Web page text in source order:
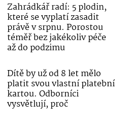
Zahrádkář radí: 5 plodin,
které se vyplatí zasadit
právě v srpnu. Porostou
téměř bez jakékoliv péče
až do podzimu
Dítě by už od 8 let mělo
platit svou vlastní platební
kartou. Odborníci
vysvětlují, proč